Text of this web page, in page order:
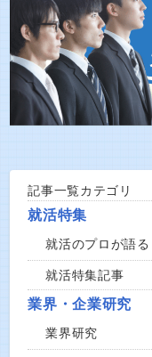
記事一覧カテゴリ
就活特集
就活のプロが語る
就活特集記事
業界・企業研究
業界研究